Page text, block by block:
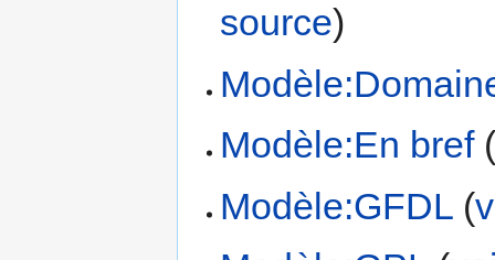
source)
Modèle:En bref
Modèle:GFDL (